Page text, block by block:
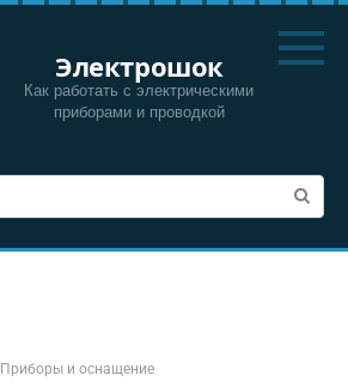
Электрошок
Как работать с электрическими
приборами и проводкой
Приборы и оснащение